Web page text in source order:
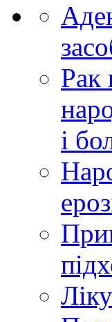
Рак
і